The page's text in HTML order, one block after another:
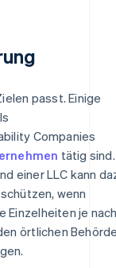
passt. Einige
Companies
tätig sind.
einer LLC kann
wenn
Einzelheiten je
örtlichen